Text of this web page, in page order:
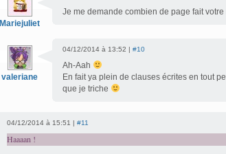
Mariejuliet
Je me demande combien de page fait
valeriane
04/12/2014 à 13:52 | #10
Ah-Aah
En fait ya plein de clauses écrites en tout
que je triche
04/12/2014 à 15:51 | #11
Haaaan !